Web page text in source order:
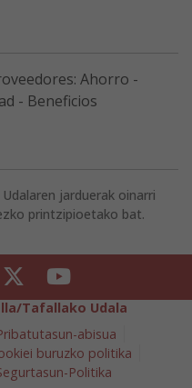
Ahorro -
- Beneficios
jarduerak oinarri
printzipioetako bat.
Twitter Youtube
Tafallako Udala
abisua
buruzko politika
Politika